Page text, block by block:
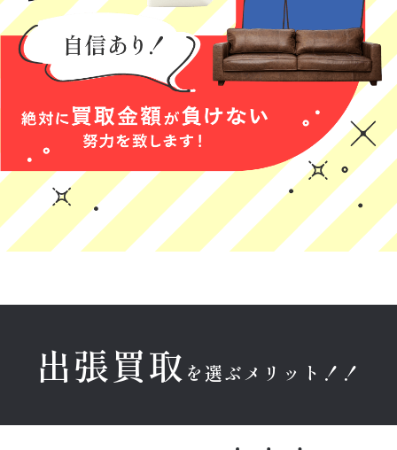
教えていただ
き、助かりまし
た！またぜひ利
用したいと思い
ます。
三日月あご
★★★★★
本日、出張買取
た件ですが、正
直、怪しい業者
が多い中、こち
らは説明も明確
応してくださっ
頼できたので、
その場で売るこ
(Googleのクチコミか
ら引用)
2026年05月22日
村上加奈
★★★★★
とても丁寧なご
です！
(Googleのクチコミか
ら引用)
2026年05月22日
おもち
★★★★
初めての買取サ
ービス利用でし
たが、スタッフ
の方は丁寧で親
しみやすく安心
できました。買
はつきませんで
た。
(Googleのクチコミか
ら引用)
2026年05月18日
出張買取 を選ぶメリット！！